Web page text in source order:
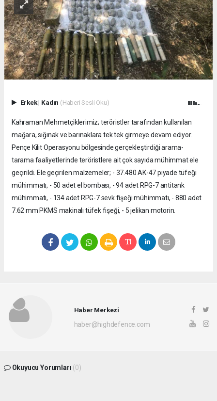
Erkek| Kadın (Haberi Sesli Oku)
Kahraman Mehmetçiklerimiz; teröristler tarafından kullanılan
mağara, sığınak ve barınaklara tek tek girmeye devam ediyor.
Pençe Kilit Operasyonu bölgesinde gerçekleştirdiği arama-
tarama faaliyetlerinde teröristlere ait çok sayıda mühimmat ele
geçirildi. Ele geçirilen malzemeler; - 37.480 AK-47 piyade tüfeği
mühimmatı, - 50 adet el bombası, - 94 adet RPG-7 antitank
mühimmatı, - 134 adet RPG-7 sevk fişeği mühimmatı, - 880 adet
7.62 mm PKMS makinalı tüfek fişeği, - 5 jelikan motorin.
Haber Merkezi
haber@highdefence.com
Okuyucu Yorumları (0)